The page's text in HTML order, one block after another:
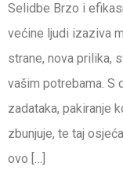
Selidbe Brzo i
većine ljudi izaziva
strane, nova prilika,
vašim potrebama. S
zadataka, pakiranje
zbunjuje, te taj
ovo […]